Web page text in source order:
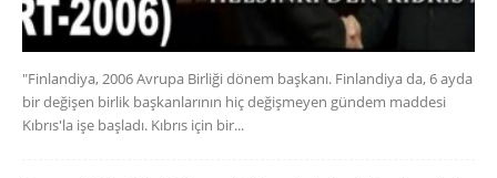
"Finlandiya, 2006 Avrupa Birliği dönem başkanı. Finlandiya da, 6 ayda
bir değişen birlik başkanlarının hiç değişmeyen gündem maddesi
Kıbrıs'la işe başladı. Kıbrıs için bir...